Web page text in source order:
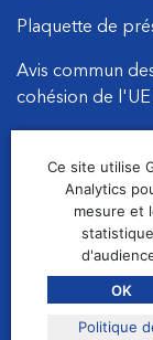
Plaquette de
Avis commun
cohésion de
Courrier DG
Ce site utilise
Analytics
mesure et
OK
Politique